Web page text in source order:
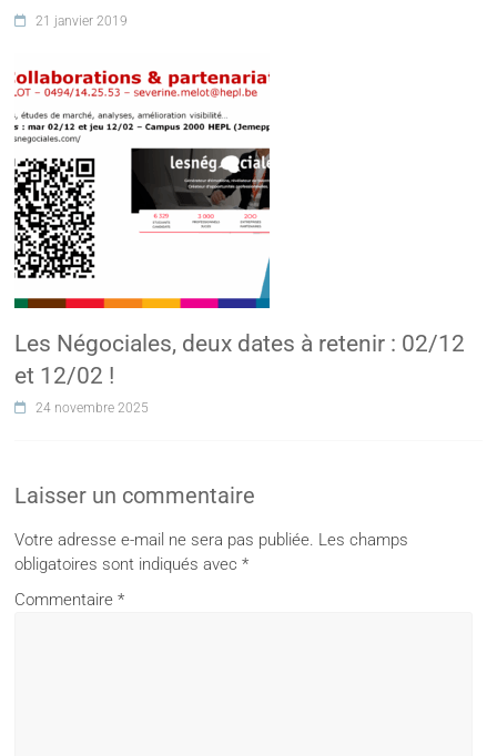
21 janvier 2019
Les Négociales, deux dates à retenir : 02/12
et 12/02 !
24 novembre 2025
Laisser un commentaire
Votre adresse e-mail ne sera pas publiée. Les champs
obligatoires sont indiqués avec*
Commentaire*